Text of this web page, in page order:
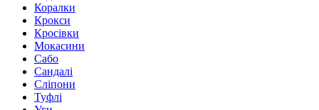
Коралки
Крокси
Кросівки
Мокасини
Сабо
Сандалі
Сліпони
Туфлі